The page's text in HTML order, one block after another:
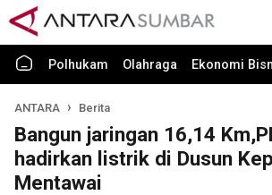
Polhukam Olahraga Ekonomi
ANTARA Berita
Bangun jaringan 16,14
hadirkan listrik di Dusun
Mentawai